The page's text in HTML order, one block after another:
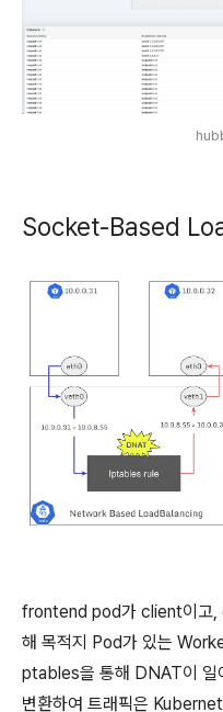
Socket-Based
frontend pod가 client이고,
해 목적지 Pod가 있는
ptables을 통해 DNAT이 일
변환하여 트래픽은